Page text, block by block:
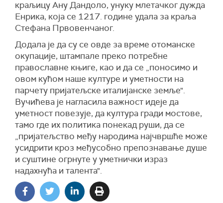
краљицу Ану Дандоло, унуку млетачког дужда
Енрика, која се 1217. године удала за краља
Стефана Првовенчаног.
Додала је да су се овде за време отоманске
окупације, штампале преко потребне
православне књиге, као и да се „поносимо и
овом кућом наше културе и уметности на
парчету пријатељске италијанске земље".
Вучићева је нагласила важност идеје да
уметност повезује, да култура гради мостове,
тамо где их политика понекад руши, да се
„пријатељство међу народима најчвршће може
усидрити кроз међусобно препознавање душе
и суштине огрнуте у уметнички израз
надахнућа и талента".